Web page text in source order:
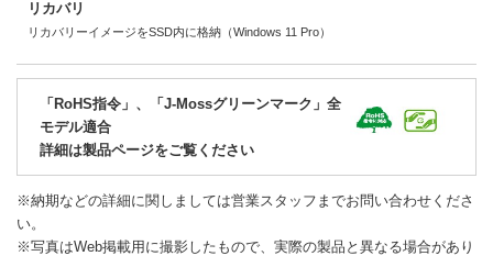
リカバリ
リカバリーイメージをSSD内に格納（Windows 11 Pro）
「RoHS指令」、「J-Mossグリーンマーク」全
モデル適合
詳細は製品ページをご覧ください
※納期などの詳細に関しましては営業スタッフまでお問い合わせくださ
い。
※写真はWeb掲載用に撮影したもので、実際の製品と異なる場合があり